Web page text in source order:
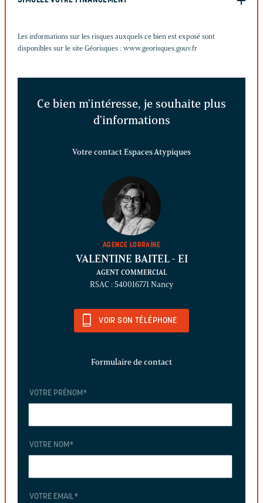
Les informations sur les risques auxquels ce bien est exposé sont
disponibles sur le site Géorisques : www.georisques.gouv.fr
Ce bien m'intéresse, je souhaite plus
d'informations
Votre contact Espaces Atypiques
AGENCE LORRAINE
VALENTINE BAITEL- EI
AGENT COMMERCIAL
RSAC : 540016771 Nancy
VOIR SON TÉLÉPHONE
Formulaire de contact
VOTRE PRÉNOM *
VOTRE NOM *
VOTRE EMAIL*